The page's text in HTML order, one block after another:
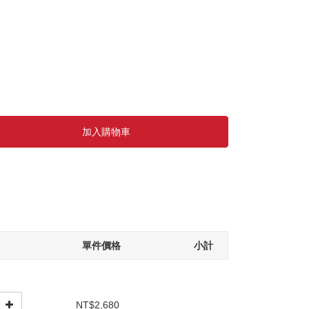
加入購物車
單件價格 小計
NT$2,680